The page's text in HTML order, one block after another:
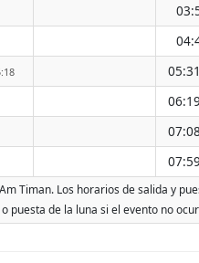
05:31
06:19
07:08
07:59
Timan. Los horarios de salida y
puesta de la luna si el evento no